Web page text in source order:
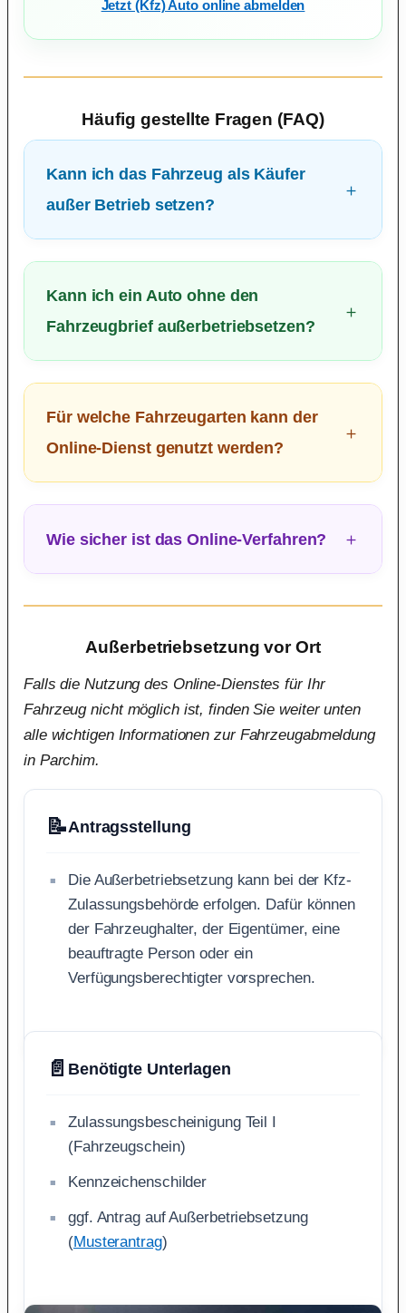
Jetzt (Kfz) Auto online abmelden
Häufig gestellte Fragen (FAQ)
Kann ich das Fahrzeug als Käufer
außer Betrieb setzen?
Kann ich ein Auto ohne den
Fahrzeugbrief außerbetriebsetzen?
Für welche Fahrzeugarten kann der
Online-Dienst genutzt werden?
Wie sicher ist das Online-Verfahren?
Außerbetriebsetzung vor Ort
Falls die Nutzung des Online-Dienstes für Ihr
Fahrzeug nicht möglich ist, finden Sie weiter unten
alle wichtigen Informationen zur Fahrzeugabmeldung
in Parchim.
📝Antragsstellung
Die Außerbetriebsetzung kann bei der Kfz-
Zulassungsbehörde erfolgen. Dafür können
der Fahrzeughalter, der Eigentümer, eine
beauftragte Person oder ein
Verfügungsberechtigter vorsprechen.
📄 Benötigte Unterlagen
Zulassungsbescheinigung Teil I
(Fahrzeugschein)
Kennzeichenschilder
ggf. Antrag auf Außerbetriebsetzung
(Musterantrag)